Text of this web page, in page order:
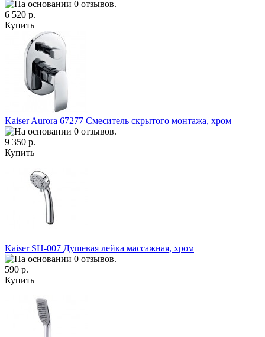
6 520 р.
Купить
Kaiser Aurora 67277 Смеситель скрытого монтажа, хром
9 350 р.
Купить
Kaiser SH-007 Душевая лейка массажная, хром
590 р.
Купить